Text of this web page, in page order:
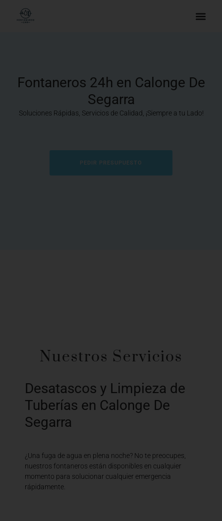
Fontaneros 24h en Calonge De
Segarra
Soluciones Rápidas, Servicios de Calidad, ¡Siempre a tu Lado!
PEDIR PRESUPUESTO
Nuestros Servicios
Desatascos y Limpieza de
Tuberías en Calonge De
Segarra
¿Una fuga de agua en plena noche? No te preocupes,
nuestros fontaneros están disponibles en cualquier
momento para solucionar cualquier emergencia
rápidamente.